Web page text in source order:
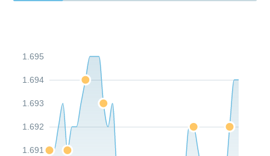
1.691
1.692
1.693
1.694
1.695